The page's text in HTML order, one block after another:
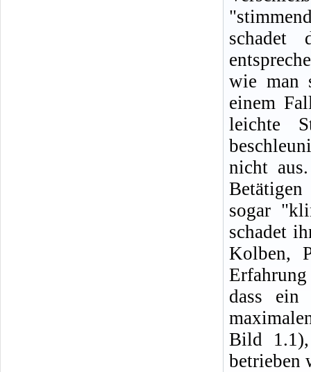
schadet
wie man
einem
leichte
nicht
sogar
schadet
Kolben,
dass ein
Bild
betrieben